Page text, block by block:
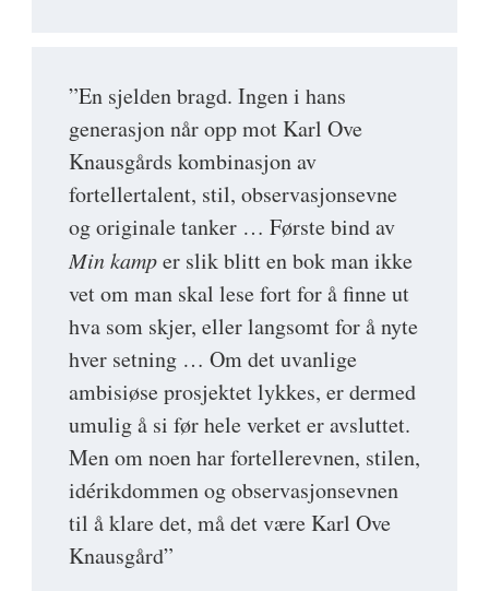
”En sjelden bragd. Ingen i hans
generasjon når opp mot Karl Ove
Knausgårds kombinasjon av
fortellertalent, stil, observasjonsevne
og originale tanker … Første bind av
Min kamper slik blitt en bok man ikke
vet om man skal lese fort for å finne ut
hva som skjer, eller langsomt for å nyte
hver setning … Om det uvanlige
ambisiøse prosjektet lykkes, er dermed
umulig å si før hele verket er avsluttet.
Men om noen har fortellerevnen, stilen,
idérikdommen og observasjonsevnen
til å klare det, må det være Karl Ove
Knausgård”